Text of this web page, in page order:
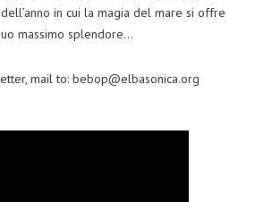
in cui la magia del mare si offre
massimo splendore…
mail to: bebop@elbasonica.org